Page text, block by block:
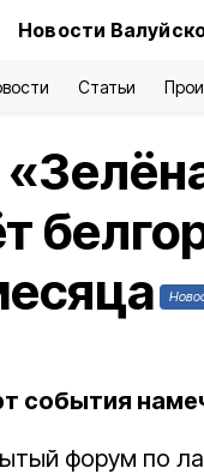
Новости
Статьи
события
форум по